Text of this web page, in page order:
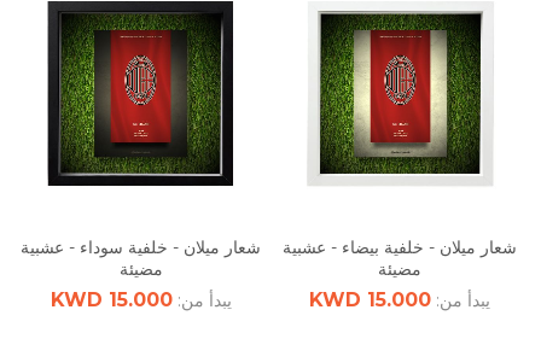
شعار ميلان - خلفية بيضاء - عشبية
مضيئة
يبدأ من: 15.000 KWD
شعار ميلان - خلفية سوداء - عشبية
مضيئة
يبدأ من:15.000 KWD